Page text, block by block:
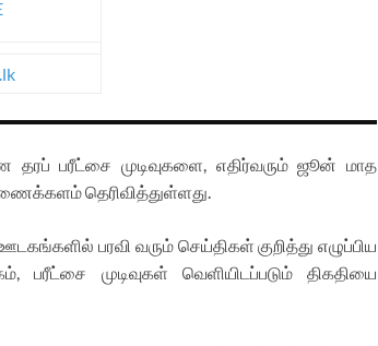
பரீட்சை முடிவுகளை, எதிர்வரும் ஜூன் மாத
தெரிவித்துள்ளது.
பரவி வரும் செய்திகள் குறித்து எழுப்பிய
முடிவுகள் வெளியிடப்படும் திகதியை